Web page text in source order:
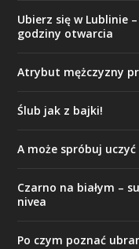
Ubierz się w Lublinie
godziny otwarcia
Atrybut mężczyzny
Ślub jak z bajki!
A może spróbuj uczyć
Czarno na białym –
nivea
Po czym poznać